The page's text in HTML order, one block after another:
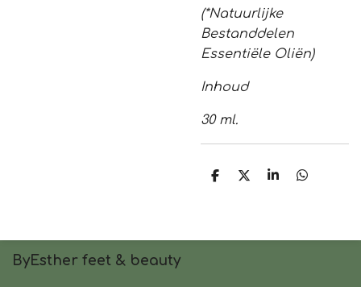
(*Natuurlijke
Bestanddelen
Essentiële Oliën)
Inhoud
30 ml.
D
D
S
D
ByEsther feet & beauty